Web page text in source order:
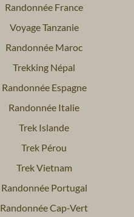
Randonnée France
Voyage Tanzanie
Randonnée Maroc
Trekking Népal
Randonnée Espagne
Randonnée Italie
Trek Islande
Trek Pérou
Trek Vietnam
Randonnée Portugal
Randonnée Cap-Vert